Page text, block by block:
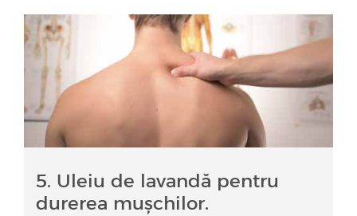
5. Uleiu de lavandă pentru
durerea mușchilor.